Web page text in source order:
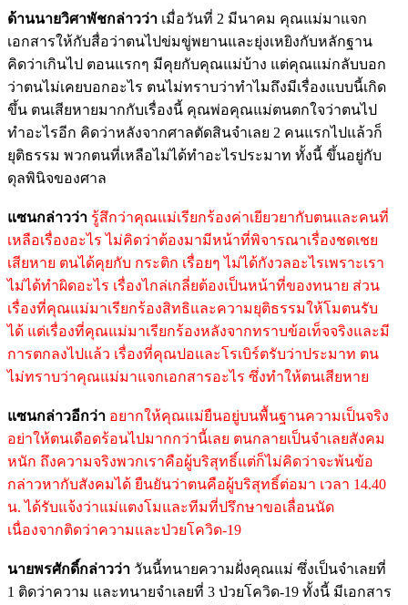
ด้านนายวิศาพัชกล่าวว่า เมื่อวันที่ 2 มีนาคม คุณแม่มาแจก
เอกสารให้กับสื่อว่าตนไปข่มขู่พยานและยุ่งเหยิงกับหลักฐาน
คิดว่าเกินไป ตอนแรกๆ มีคุยกับคุณแม่บ้าง แต่คุณแม่กลับบอก
ว่าตนไม่เคยบอกอะไร ตนไม่ทราบว่าทำไมถึงมีเรื่องแบบนี้เกิด
ขึ้น ตนเสียหายมากกับเรื่องนี้ คุณพ่อคุณแม่ตนตกใจว่าตนไป
ทำอะไรอีก คิดว่าหลังจากศาลตัดสินจำเลย 2 คนแรกไปแล้วก็
ยุติธรรม พวกตนที่เหลือไม่ได้ทำอะไรประมาท ทั้งนี้ ขึ้นอยู่กับ
ดุลพินิจของศาล
แซนกล่าวว่า รู้สึกว่าคุณแม่เรียกร้องค่าเยียวยากับตนและคนที่
เหลือเรื่องอะไร ไม่คิดว่าต้องมามีหน้าที่พิจารณาเรื่องชดเชย
เสียหาย ตนได้คุยกับ กระติก เรื่อยๆ ไม่ได้กังวลอะไรเพราะเรา
ไม่ได้ทำผิดอะไร เรื่องไกล่เกลี่ยต้องเป็นหน้าที่ของทนาย ส่วน
เรื่องที่คุณแม่มาเรียกร้องสิทธิและความยุติธรรมให้โมตนรับ
ได้ แต่เรื่องที่คุณแม่มาเรียกร้องหลังจากทราบข้อเท็จจริงและมี
การตกลงไปแล้ว เรื่องที่คุณปอและโรเบิร์ตรับว่าประมาท ตน
ไม่ทราบว่าคุณแม่มาแจกเอกสารอะไร ซึ่งทำให้ตนเสียหาย
แซนกล่าวอีกว่า อยากให้คุณแม่ยืนอยู่บนพื้นฐานความเป็นจริง
อย่าให้ตนเดือดร้อนไปมากกว่านี้เลย ตนกลายเป็นจำเลยสังคม
หนัก ถึงความจริงพวกเราคือผู้บริสุทธิ์แต่ก็ไม่คิดว่าจะพ้นข้อ
กล่าวหากับสังคมได้ ยืนยันว่าตนคือผู้บริสุทธิ์ต่อมา เวลา 14.40
น. ได้รับแจ้งว่าแม่แตงโมและทีมที่ปรึกษาขอเลื่อนนัด
เนื่องจากติดว่าความและป่วยโควิด-19
นายพรศักดิ์กล่าวว่า วันนี้ทนายความฝั่งคุณแม่ ซึ่งเป็นจำเลยที่
1 ติดว่าความ และทนายจำเลยที่ 3 ป่วยโควิด-19 ทั้งนี้ มีเอกสาร